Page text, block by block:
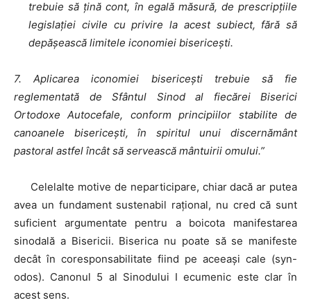
trebuie să țină cont, în egală măsură, de prescripțiile
legislației civile cu privire la acest subiect, fără să
depășească limitele iconomiei bisericești.
7. Aplicarea iconomiei bisericești trebuie să fie
reglementată de Sfântul Sinod al fiecărei Biserici
Ortodoxe Autocefale, conform principiilor stabilite de
canoanele bisericești, în spiritul unui discernământ
pastoral astfel încât să servească mântuirii omului.”
Celelalte motive de neparticipare, chiar dacă ar putea
avea un fundament sustenabil rațional, nu cred că sunt
suficient argumentate pentru a boicota manifestarea
sinodală a Bisericii. Biserica nu poate să se manifeste
decât în coresponsabilitate fiind pe aceeași cale (syn-
odos). Canonul 5 al Sinodului I ecumenic este clar în
acest sens.